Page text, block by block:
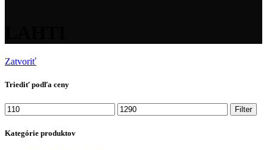
Zatvoriť
Triediť podľa ceny
Minimálna
cena
Maximálna
cena
Filter
Kategórie produktov